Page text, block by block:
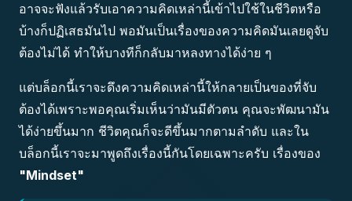
อาจจะฟังแล้วรับเอาความคิดเหล่านี้เข้าไปใช้ในชีวิตหรือ
บ้างก็ปฏิเสธมันไป พอมันเป็นเรื่องของความคิดมันเลยดูจับ
ต้องไม่ได้ ทำให้บางทีก็กลับมาหลงทางได้ง่าย ๆ
แต่บล็อกนี้เราจะดึงความคิดเหล่านี้ให้กลายเป็นของที่จับ
ต้องได้เพราะพอคุณเริ่มเห็นว่ามันมีตัวตน คุณจะพัฒนามัน
ได้ง่ายขึ้นมาก ชีวิตคุณก็จะดีขึ้นมากตามลำดับ และใน
บล็อกนี้เราจะมาพูดถึงเรื่องนี้กันโดยเฉพาะครับ เรื่องของ
"Mindset"